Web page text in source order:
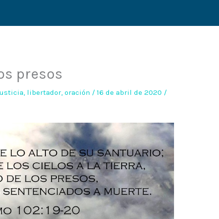
presos
, libertador,oración /16 de abril de 2020 /